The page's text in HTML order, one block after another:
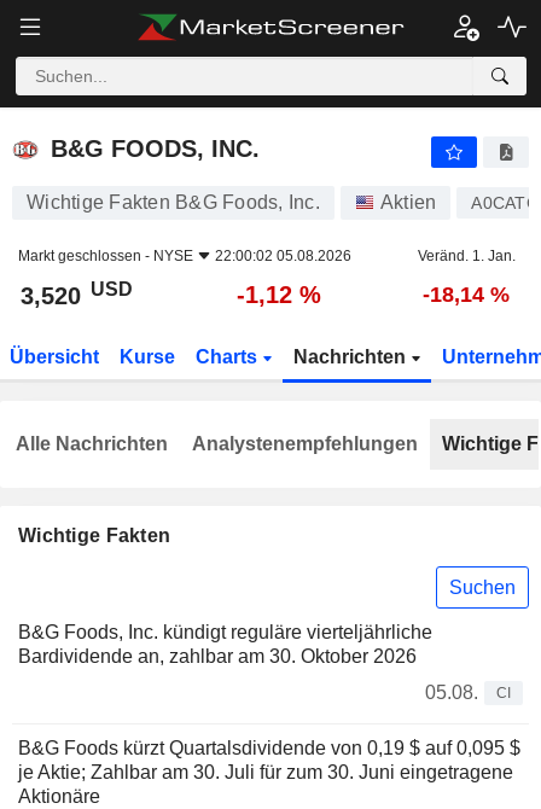
B&G FOODS, INC.
B&G FOODS, INC.
Wichtige Fakten B&G Foods, Inc. Aktien A0CATC
Markt geschlossen - NYSE 22:00:02 05.08.2026 Veränd. 1. Jan.
3,520 USD -1,12 % -18,14 %
Übersicht Kurse Charts Nachrichten
Wichtige Fakten
Suchen
B&G Foods, Inc. kündigt reguläre vierteljährliche
Bardividende an, zahlbar am 30. Oktober 2026
05.08.
CI
B&G Foods kürzt Quartalsdividende von 0,19 $ auf 0,095 $
je Aktie; Zahlbar am 30. Juli für zum 30. Juni eingetragene
Aktionäre
Alle Nachrichten Analystenempfehlungen Wichtige